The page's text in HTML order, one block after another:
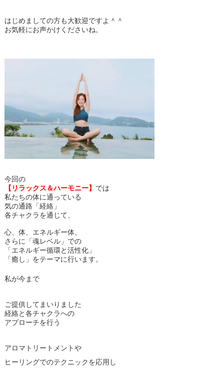
はじめましての方も大歓迎ですよ＾＾
お気軽にお声かけくださいね。
今回の
【リラックス＆ハーモニー】 では
私たちの体に通っている
気の通路「経絡」
各チャクラを通じて、
心、体、エネルギー体、
さらに「魂レベル」での
「エネルギー循環と活性化」
「癒し」をテーマに行います。
私が今まで
ご提供してまいりました
経絡と各チャクラへの
アプローチを行う
アロマトリートメントや
ヒーリングでのテクニックを応用し